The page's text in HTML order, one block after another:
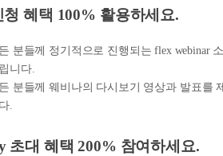
혜택 100% 활용하세요.
분들께 정기적으로 진행되는 flex webinar
니다.
분들께 웨비나의 다시보기 영상과 발표를
.
초대 혜택 200% 참여하세요.